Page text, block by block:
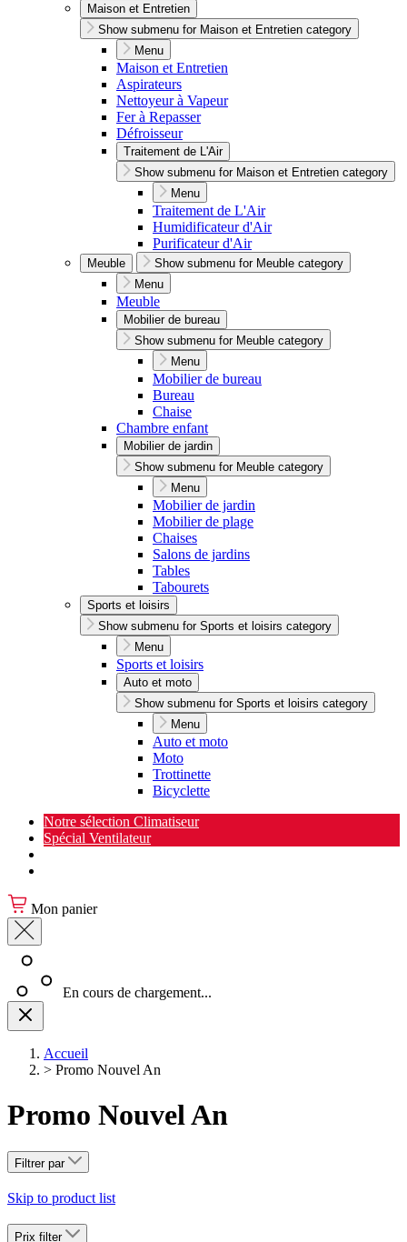
Maison et Entretien
Show submenu for Maison et Entretien category
Menu
Maison et Entretien
Aspirateurs
Nettoyeur à Vapeur
Fer à Repasser
Défroisseur
Traitement de L'Air
Show submenu for Maison et Entretien category
Menu
Traitement de L'Air
Humidificateur d'Air
Purificateur d'Air
Meuble
Show submenu for Meuble category
Menu
Meuble
Mobilier de bureau
Show submenu for Meuble category
Menu
Mobilier de bureau
Bureau
Chaise
Chambre enfant
Mobilier de jardin
Show submenu for Meuble category
Menu
Mobilier de jardin
Mobilier de plage
Chaises
Salons de jardins
Tables
Tabourets
Sports et loisirs
Show submenu for Sports et loisirs category
Menu
Sports et loisirs
Auto et moto
Show submenu for Sports et loisirs category
Menu
Auto et moto
Moto
Trottinette
Bicyclette
Notre sélection Climatiseur
Spécial Ventilateur
Mon panier
En cours de chargement...
Accueil
> Promo Nouvel An
Promo Nouvel An
Filtrer par
Skip to product list
Prix filter